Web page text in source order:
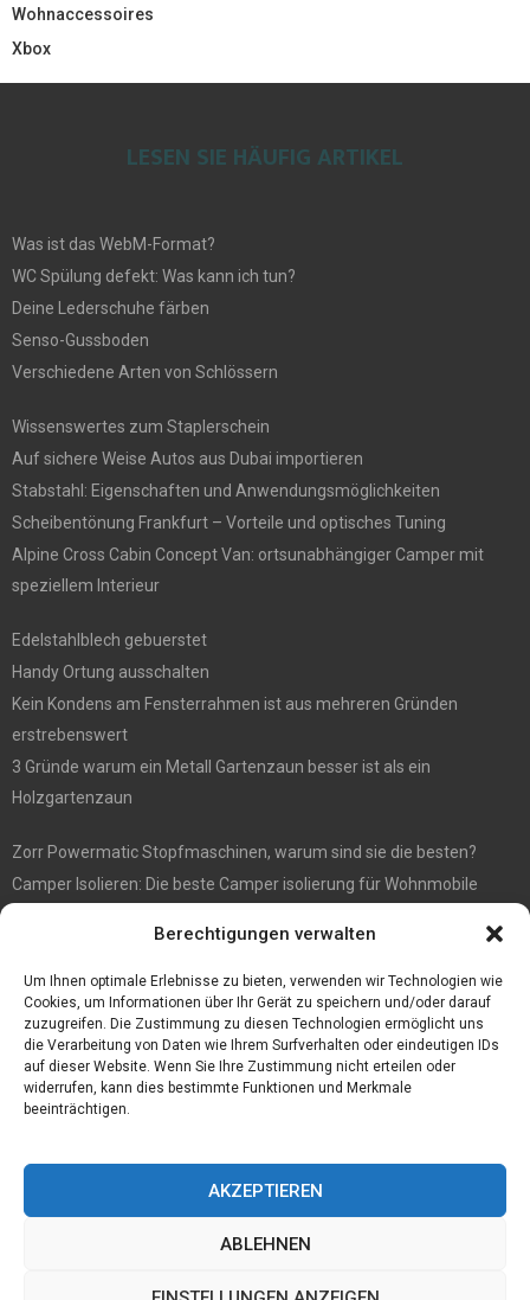
Berechtigungen verwalten
Um Ihnen optimale Erlebnisse zu bieten, verwenden wir Technologien wie
Cookies, um Informationen über Ihr Gerät zu speichern und/oder darauf
zuzugreifen. Die Zustimmung zu diesen Technologien ermöglicht uns
die Verarbeitung von Daten wie Ihrem Surfverhalten oder eindeutigen IDs
auf dieser Website. Wenn Sie Ihre Zustimmung nicht erteilen oder
widerrufen, kann dies bestimmte Funktionen und Merkmale
beeinträchtigen.
AKZEPTIEREN
ABLEHNEN
Wohnaccessoires
Xbox
LESEN SIE HÄUFIG ARTIKEL
Was ist das WebM-Format?
WC Spülung defekt: Was kann ich tun?
Deine Lederschuhe färben
Senso-Gussboden
Verschiedene Arten von Schlössern
Wissenswertes zum Staplerschein
Auf sichere Weise Autos aus Dubai importieren
Stabstahl: Eigenschaften und Anwendungsmöglichkeiten
Scheibentönung Frankfurt – Vorteile und optisches Tuning
Alpine Cross Cabin Concept Van: ortsunabhängiger Camper mit
speziellem Interieur
Edelstahlblech gebuerstet
Handy Ortung ausschalten
Kein Kondens am Fensterrahmen ist aus mehreren Gründen
erstrebenswert
3 Gründe warum ein Metall Gartenzaun besser ist als ein
Holzgartenzaun
Zorr Powermatic Stopfmaschinen, warum sind sie die besten?
Camper Isolieren: Die beste Camper isolierung für Wohnmobile
Immobilienmakler Gökay Gündüz
Masterarbeit auf Englisch: Anleitung zum Verfassen